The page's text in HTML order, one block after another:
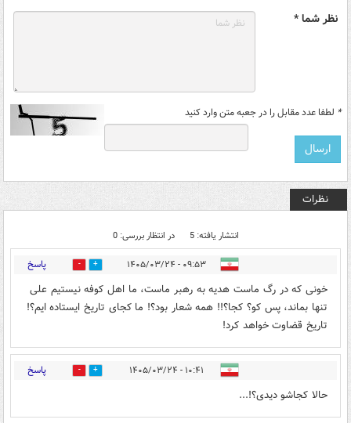
نظر شما *
* لطفا عدد مقابل را در جعبه متن وارد کنید
نظرات
انتشار یافته: 5 در انتظار بررسی: 0
۰۹:۵۳ - ۱۴۰۵/۰۳/۲۴ 0 پاسخ
خونی که در رگ ماست هدیه به رهبر ماست، ما اهل کوفه نیستیم علی
تنها بماند، پس کو؟ کجا؟!! همه شعار بود؟! ما کجای تاریخ ایستاده ایم؟!
تاریخ قضاوت خواهد کرد!
۱۰:۴۱ - ۱۴۰۵/۰۳/۲۴ 0 پاسخ
حالا کجاشو دیدی؟!...